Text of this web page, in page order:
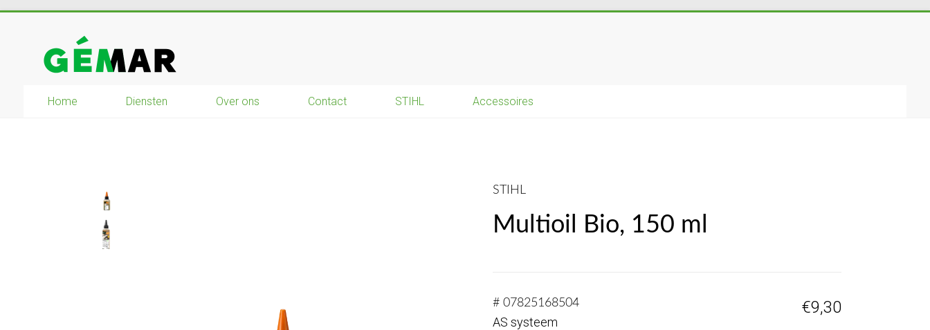
GEMAR
natuurbouw
Home Diensten Over ons Contact STIHL Accessoires
STIHL
Multioil Bio, 150 ml
# 07825168504
AS systeem
€9,30